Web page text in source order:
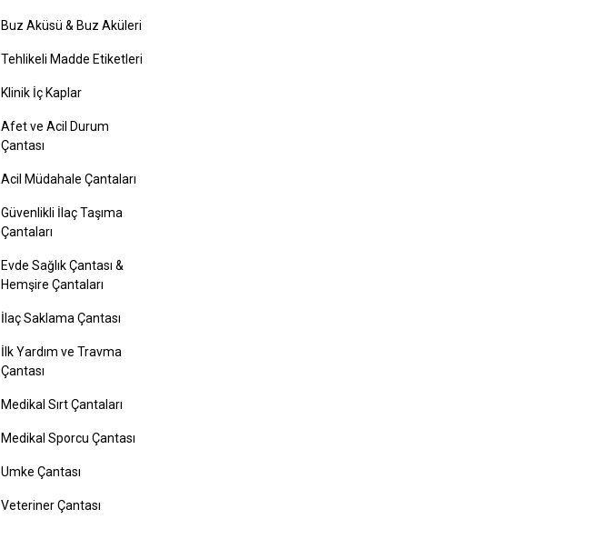
Buz Aküsü & Buz Aküleri
Tehlikeli Madde Etiketleri
Klinik İç Kaplar
Afet ve Acil Durum
Çantası
Acil Müdahale Çantaları
Güvenlikli İlaç Taşıma
Çantaları
Evde Sağlık Çantası &
Hemşire Çantaları
İlaç Saklama Çantası
İlk Yardım ve Travma
Çantası
Medikal Sırt Çantaları
Medikal Sporcu Çantası
Umke Çantası
Veteriner Çantası